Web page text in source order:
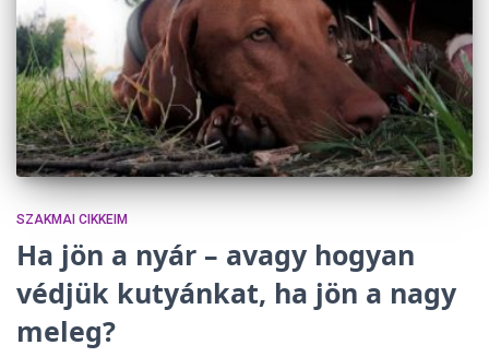
SZAKMAI CIKKEIM
Ha jön a nyár – avagy hogyan
védjük kutyánkat, ha jön a nagy
meleg?